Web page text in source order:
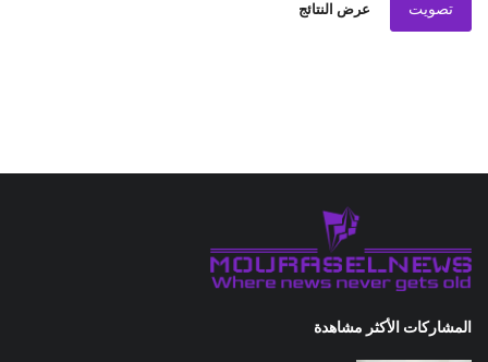
تصويت عرض النتائج
المشاركات الأكثر مشاهدة